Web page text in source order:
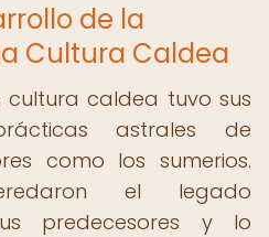
de la
Cultura Caldea
caldea tuvo sus
astrales de
como los sumerios.
el legado
predecesores y lo